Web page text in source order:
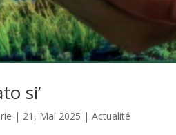
si’
| 21, Mai 2025 |Actualité